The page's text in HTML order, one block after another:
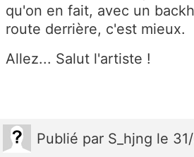
qu'on en fait, avec un
route derrière, c'est mieux.
Allez... Salut l'artiste !
Publié par S_hjng le